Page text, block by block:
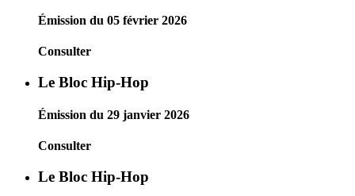
Émission du 05 février 2026
Consulter
Le Bloc Hip-Hop
Émission du 29 janvier 2026
Consulter
Le Bloc Hip-Hop